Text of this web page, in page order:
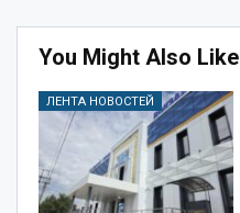
You Might Also Like
ЛЕНТА НОВОСТЕЙ